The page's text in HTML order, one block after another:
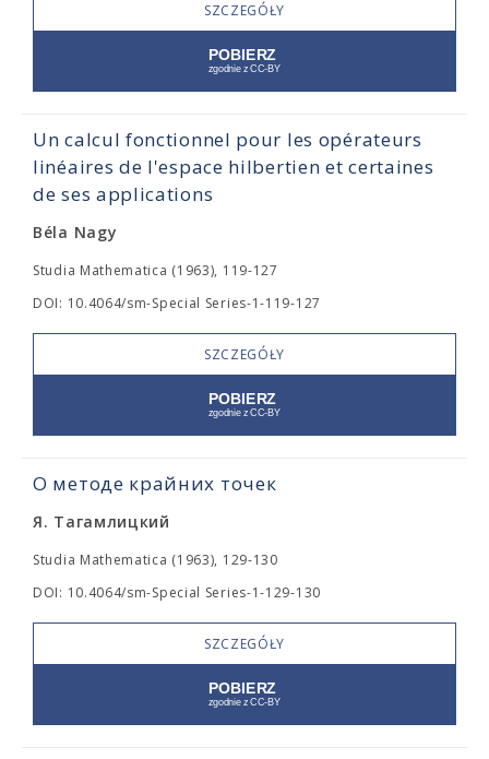
SZCZEGÓŁY
Un calcul fonctionnel pour les opérateurs
linéaires de l'espace hilbertien et certaines
de ses applications
Béla Nagy
Studia Mathematica (1963), 119-127
DOI: 10.4064/sm-Special Series-1-119-127
SZCZEGÓŁY
О методе крайних точек
Я. Тагамлицкий
Studia Mathematica (1963), 129-130
DOI: 10.4064/sm-Special Series-1-129-130
SZCZEGÓŁY